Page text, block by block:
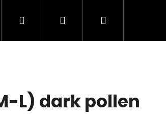
Hledat PřihlášeníNákupní
L) dark pollen